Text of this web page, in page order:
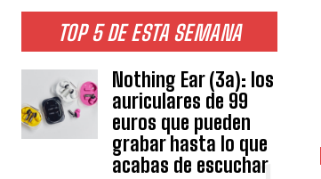
TOP 5 DE ESTA SEMANA
Nothing Ear (3a): los
auriculares de 99
euros que pueden
grabar hasta lo que
acabas de escuchar